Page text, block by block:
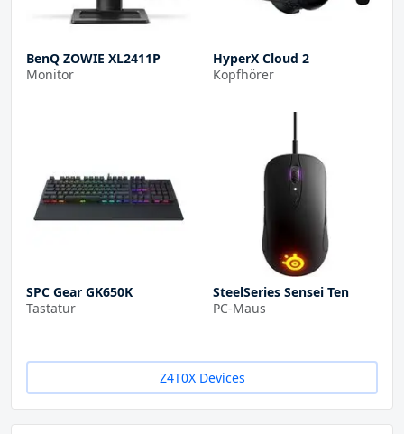
BenQ ZOWIE XL2411P
Monitor
HyperX Cloud 2
Kopfhörer
SPC Gear GK650K
Tastatur
SteelSeries Sensei Ten
PC-Maus
Z4T0X Devices